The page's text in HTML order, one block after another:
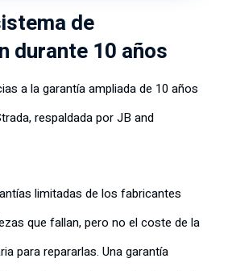
de
durante 10 años
ala garantíaampliadade 10 años
respaldada por JB and
limitadas de los fabricantes
que fallan, pero no el coste de la
para repararlas. Una garantía